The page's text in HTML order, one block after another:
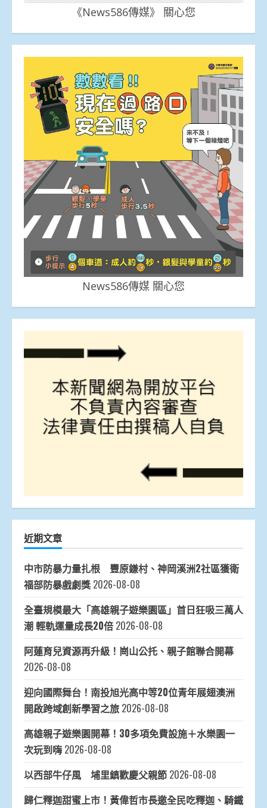
《News586傳媒》 關心您
News586傳媒 關心您
近期文章
中市防暴力量扎根 豐原鎌村、神岡溪洲2社區獲衛
福部防暴戲劇獎 2026-08-08
全臺規模最大「高雄親子遊樂園區」首日狂吸三萬人
潮 輕軌運量成長20倍 2026-08-08
阿蓮育兒資源再升級！崗山公托、親子館聯合開幕
2026-08-08
迎向國際舞台！南投旭光高中等20位青年展翅澳洲
開啟跨域創新學習之旅 2026-08-08
高雄親子遊樂園開幕！30多項免費設施＋水樂園一
次玩到嗨 2026-08-08
以西部牛仔風 埔里鎮歡慶父親節 2026-08-08
歸仁釋迦甜蜜上市！黃偉哲市長邀全民吃釋迦、騎鐵